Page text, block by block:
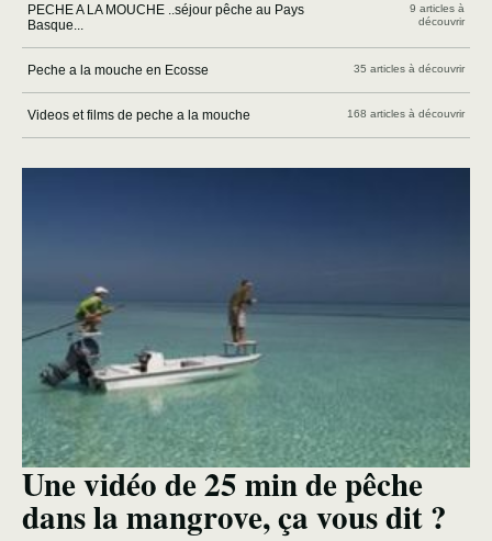
PECHE A LA MOUCHE ..séjour pêche au Pays
Basque...
9 articles à
découvrir
Peche a la mouche en Ecosse 35 articles à découvrir
Videos et films de peche a la mouche 168 articles à découvrir
Une vidéo de 25 min de pêche
dans la mangrove, ça vous dit ?